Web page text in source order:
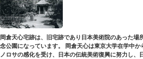
岡倉天心宅跡は、旧宅跡であり日本美術院のあった場
念公園になっています。 岡倉天心は東京大学在学中か
ノロサの感化を受け、日本の伝統美術復興に努力し、